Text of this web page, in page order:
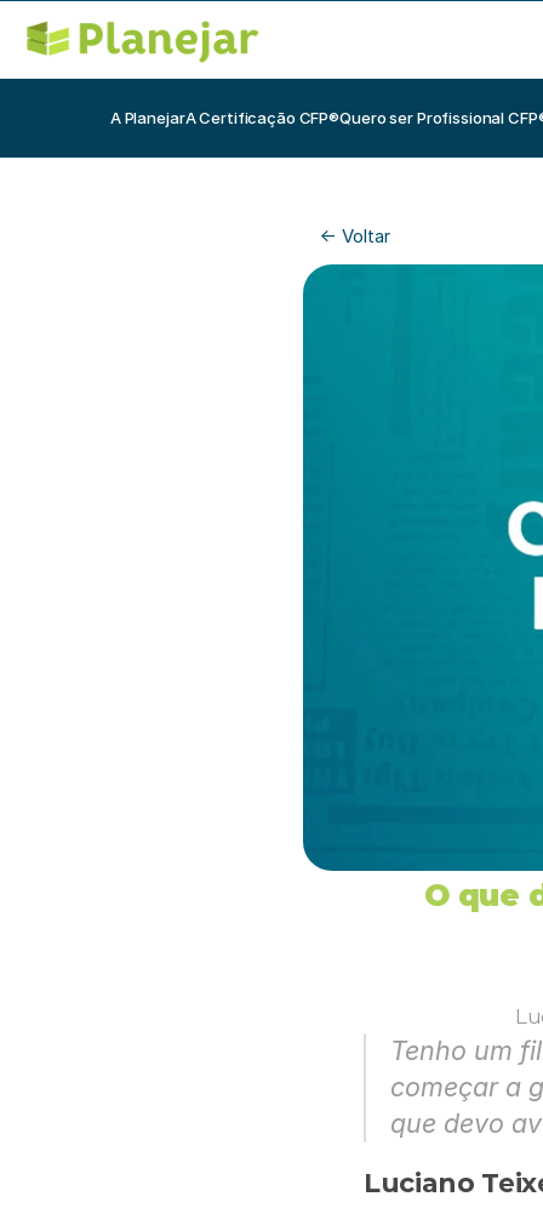
A PlanejarA Certificação CFP®Quero ser Profissional
<- Voltar
O que
Tenho um
começar a
que devo
Luciano